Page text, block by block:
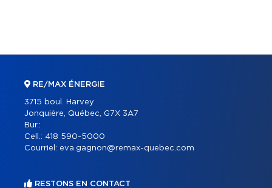
RE/MAX ÉNERGIE
3715 boul. Harvey
Jonquière, Québec, G7X 3A7
Bur.:
Cell.: 418 590-5000
Courriel: eva.gagnon@remax-quebec.com
RESTONS EN CONTACT